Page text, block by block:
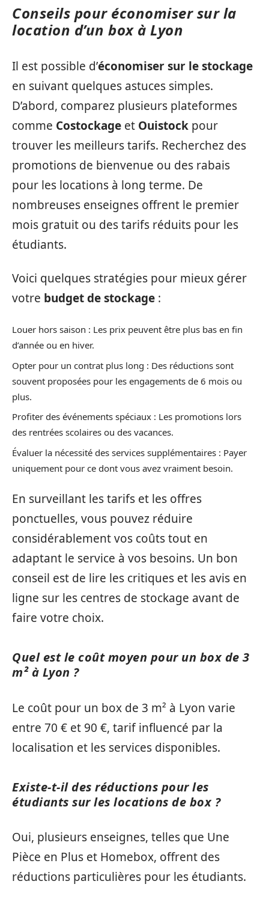
Conseils pour économiser sur la
location d’un box à Lyon
Il est possible d’économiser sur le stockage
en suivant quelques astuces simples.
D’abord, comparez plusieurs plateformes
comme Costockage et Ouistock pour
trouver les meilleurs tarifs. Recherchez des
promotions de bienvenue ou des rabais
pour les locations à long terme. De
nombreuses enseignes offrent le premier
mois gratuit ou des tarifs réduits pour les
étudiants.
Voici quelques stratégies pour mieux gérer
votre budget de stockage :
Louer hors saison : Les prix peuvent être plus bas en fin
d’année ou en hiver.
Opter pour un contrat plus long : Des réductions sont
souvent proposées pour les engagements de 6 mois ou
plus.
Profiter des événements spéciaux : Les promotions lors
des rentrées scolaires ou des vacances.
Évaluer la nécessité des services supplémentaires : Payer
uniquement pour ce dont vous avez vraiment besoin.
En surveillant les tarifs et les offres
ponctuelles, vous pouvez réduire
considérablement vos coûts tout en
adaptant le service à vos besoins. Un bon
conseil est de lire les critiques et les avis en
ligne sur les centres de stockage avant de
faire votre choix.
Quel est le coût moyen pour un box de 3
m² à Lyon ?
Le coût pour un box de 3 m² à Lyon varie
entre 70 € et 90 €, tarif influencé par la
localisation et les services disponibles.
Existe-t-il des réductions pour les
étudiants sur les locations de box ?
Oui, plusieurs enseignes, telles que Une
Pièce en Plus et Homebox, offrent des
réductions particulières pour les étudiants.